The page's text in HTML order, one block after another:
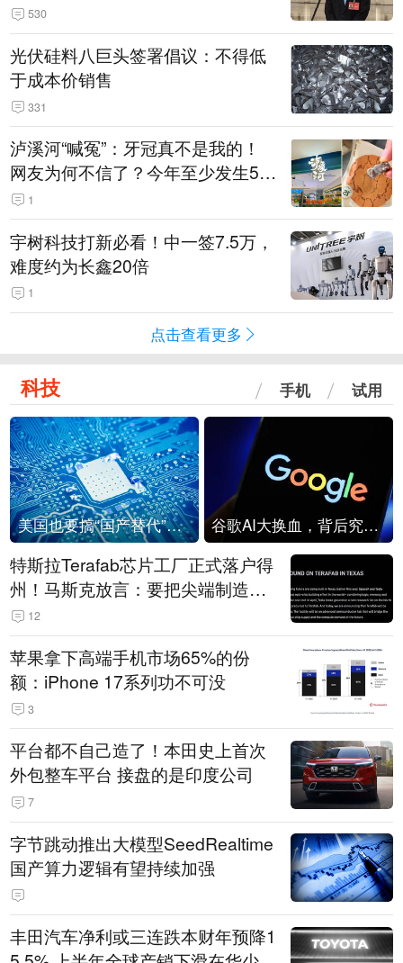
530
光伏硅料八巨头签署倡议：不得低
于成本价销售
331
泸溪河“喊冤”：牙冠真不是我的！
网友为何不信了？今年至少发生5
起“食品冤案”
1
宇树科技打新必看！中一签7.5万，
难度约为长鑫20倍
1
点击查看更多
科技 手机 试用
美国也要搞“国产替代”？先算清三笔账 谷歌AI大换血，背后究竟发生了什么？
特斯拉Terafab芯片工厂正式落户得
州！马斯克放言：要把尖端制造带
回美国
12
苹果拿下高端手机市场65%的份
额：iPhone 17系列功不可没
3
平台都不自己造了！本田史上首次
外包整车平台 接盘的是印度公司
7
字节跳动推出大模型SeedRealtime
国产算力逻辑有望持续加强
丰田汽车净利或三连跌本财年预降1